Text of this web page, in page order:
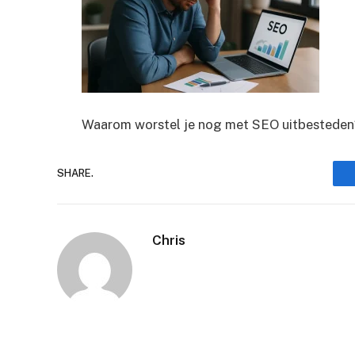
Waarom worstel je nog met SEO
SHARE.
Chris